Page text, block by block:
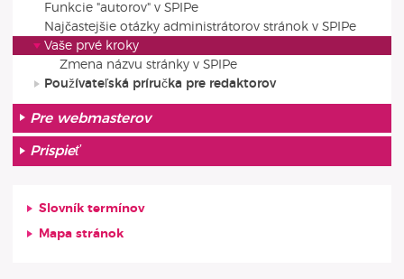
Funkcie "autorov" v SPIPe
Najčastejšie otázky administrátorov stránok v SPIPe
Vaše prvé kroky
Zmena názvu stránky v SPIPe
Používateľská príručka pre redaktorov
Pre webmasterov
Prispieť
Slovník termínov
Mapa stránok